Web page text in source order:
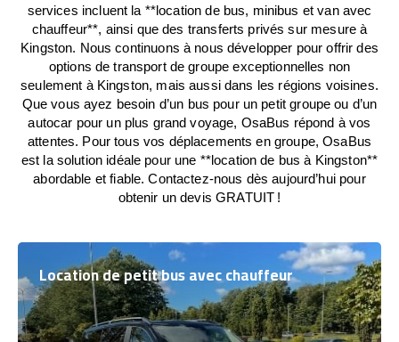
services incluent la **location de bus, minibus et van avec
chauffeur**, ainsi que des transferts privés sur mesure à
Kingston. Nous continuons à nous développer pour offrir des
options de transport de groupe exceptionnelles non
seulement à Kingston, mais aussi dans les régions voisines.
Que vous ayez besoin d’un bus pour un petit groupe ou d’un
autocar pour un plus grand voyage, OsaBus répond à vos
attentes. Pour tous vos déplacements en groupe, OsaBus
est la solution idéale pour une **location de bus à Kingston**
abordable et fiable. Contactez-nous dès aujourd’hui pour
obtenir un devis GRATUIT !
Location de petit bus avec chauffeur